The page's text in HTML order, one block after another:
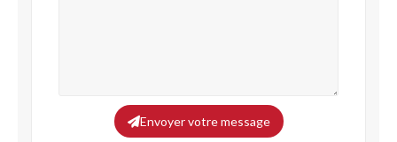
Envoyer votre message